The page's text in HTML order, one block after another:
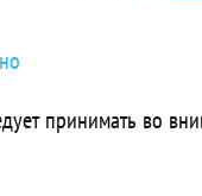
принимать во